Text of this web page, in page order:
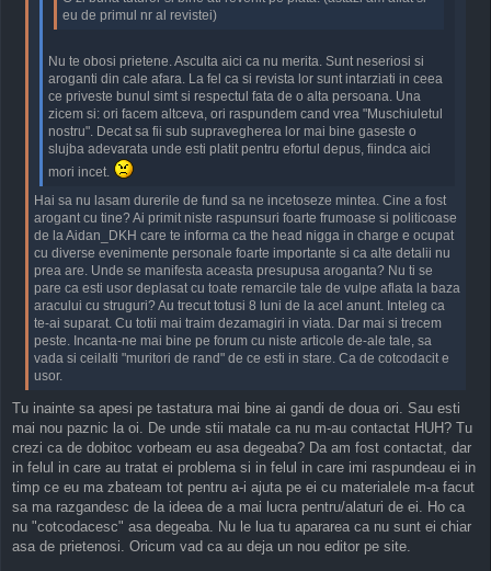
eu de primul nr al revistei)
Nu te obosi prietene. Asculta aici ca nu merita. Sunt neseriosi si
aroganti din cale afara. La fel ca si revista lor sunt intarziati in ceea
ce priveste bunul simt si respectul fata de o alta persoana. Una
zicem si: ori facem altceva, ori raspundem cand vrea "Muschiuletul
nostru". Decat sa fii sub supravegherea lor mai bine gaseste o
slujba adevarata unde esti platit pentru efortul depus, fiindca aici
mori incet.
Hai sa nu lasam durerile de fund sa ne incetoseze mintea. Cine a fost
arogant cu tine? Ai primit niste raspunsuri foarte frumoase si politicoase
de la Aidan_DKH care te informa ca the head nigga in charge e ocupat
cu diverse evenimente personale foarte importante si ca alte detalii nu
prea are. Unde se manifesta aceasta presupusa aroganta? Nu ti se
pare ca esti usor deplasat cu toate remarcile tale de vulpe aflata la baza
aracului cu struguri? Au trecut totusi 8 luni de la acel anunt. Inteleg ca
te-ai suparat. Cu totii mai traim dezamagiri in viata. Dar mai si trecem
peste. Incanta-ne mai bine pe forum cu niste articole de-ale tale, sa
vada si ceilalti "muritori de rand" de ce esti in stare. Ca de cotcodacit e
usor.
Tu inainte sa apesi pe tastatura mai bine ai gandi de doua ori. Sau esti
mai nou paznic la oi. De unde stii matale ca nu m-au contactat HUH? Tu
crezi ca de dobitoc vorbeam eu asa degeaba? Da am fost contactat, dar
in felul in care au tratat ei problema si in felul in care imi raspundeau ei in
timp ce eu ma zbateam tot pentru a-i ajuta pe ei cu materialele m-a facut
sa ma razgandesc de la ideea de a mai lucra pentru/alaturi de ei. Ho ca
nu "cotcodacesc" asa degeaba. Nu le lua tu apararea ca nu sunt ei chiar
asa de prietenosi. Oricum vad ca au deja un nou editor pe site.